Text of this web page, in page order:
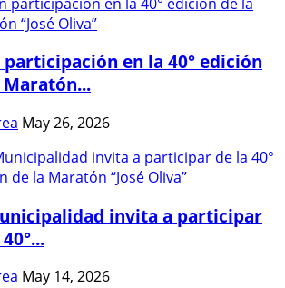
participación en la 40° edición
Maratón...
May 26, 2026
invita a participar
May 14, 2026